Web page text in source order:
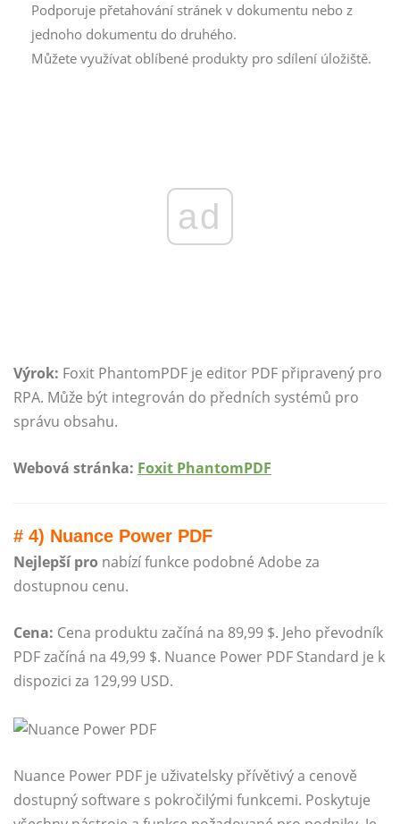
Podporuje přetahování stránek v dokumentu nebo z
jednoho dokumentu do druhého.
Můžete využívat oblíbené produkty pro sdílení úložiště.
ad
Výrok: Foxit PhantomPDF je editor PDF připravený pro
RPA. Může být integrován do předních systémů pro
správu obsahu.
Webová stránka: Foxit PhantomPDF
# 4) Nuance Power PDF
Nejlepší pro nabízí funkce podobné Adobe za
dostupnou cenu.
Cena: Cena produktu začíná na 89,99 $. Jeho převodník
PDF začíná na 49,99 $. Nuance Power PDF Standard je k
dispozici za 129,99 USD.
Nuance Power PDF je uživatelsky přívětivý a cenově
dostupný software s pokročilými funkcemi. Poskytuje